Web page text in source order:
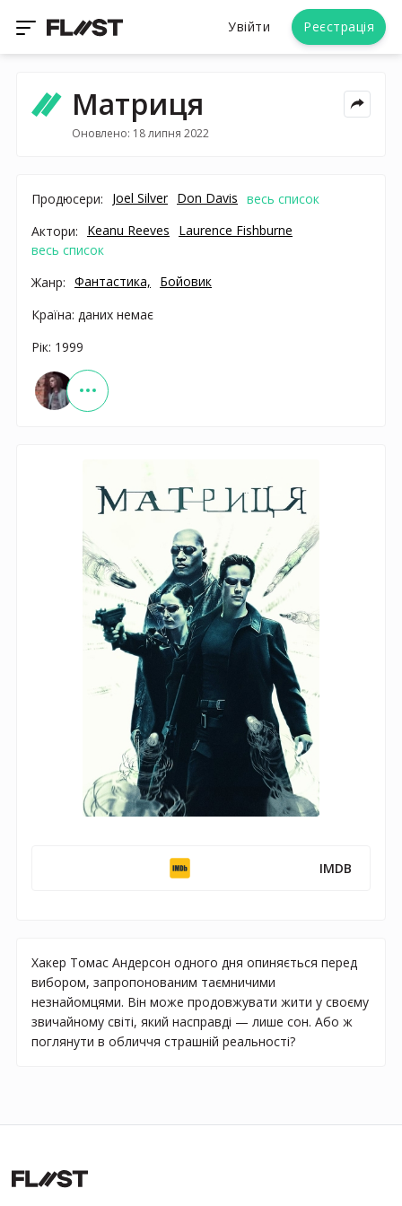
Увійти Реєстрація
Матриця
Оновлено: 18 липня 2022
Продюсери: Joel Silver Don Davis весь список
Актори:
Keanu Reeves
Laurence Fishburne
весь список
Жанр: Фантастика,
Бойовик
Країна: даних немає
Рік: 1999
IMDB
Хакер Томас Андерсон одного дня опиняється перед
вибором, запропонованим таємничими
незнайомцями. Він може продовжувати жити у своєму
звичайному світі, який насправді — лише сон. Або ж
поглянути в обличчя страшній реальності?